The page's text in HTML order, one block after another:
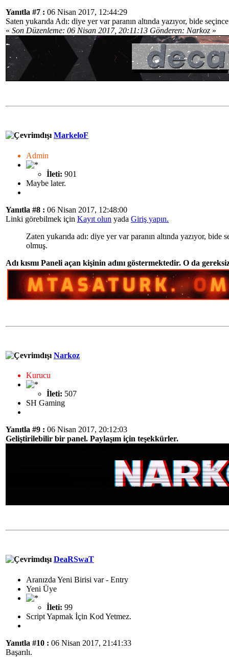
Yanıtla #7 : 06 Nisan 2017, 12:44:29
Saten yukarıda Adı: diye yer var paranın altında yazıyor, bide
« Son Düzenleme: 06 Nisan 2017, 20:11:13 Gönderen: Narkoz »
MarkeloF
Admin
İleti: 901
Maybe later.
Yanıtla #8 : 06 Nisan 2017, 12:48:00
Linki görebilmek için Kayıt olun yada Giriş yapın.
Zaten yukarıda adı: diye yer var paranın altında yazıyor, bide
olmuş.
Adı kısmı Paneli açan kişinin adını göstermektedir. O da
Narkoz
Kurucu
İleti: 507
SH Gaming
Yanıtla #9 : 06 Nisan 2017, 20:12:03
Geliştirilebilir bir panel. Paylaşım için teşekkürler.
DeaRSwaT
Aranızda Yeni Birisi var - Entry
Yeni Üye
İleti: 99
Script Yapmak İçin Kod Yetmez.
Yanıtla #10 : 06 Nisan 2017, 21:41:33
Başarılı.